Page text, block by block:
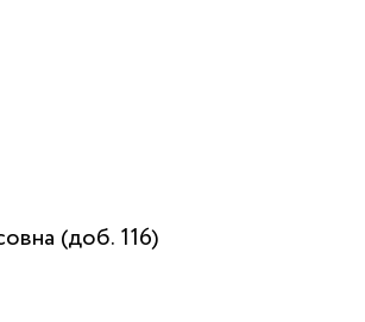
(доб. 116)